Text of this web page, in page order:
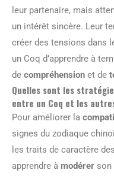
leur partenaire, mais
un intérêt sincère. Leur
créer des tensions dans
un Coq d’apprendre à
de compréhension et de
Quelles sont les
entre un Coq et les
Pour améliorer la
signes du zodiaque
les traits de caractère
apprendre à modérer son